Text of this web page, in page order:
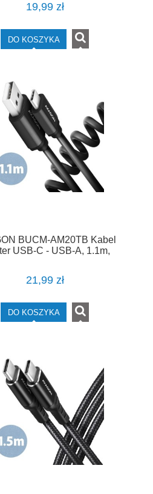
19,99 zł
DO KOSZYKA
BUCM-AM20TB Kabel
USB-C - USB-A, 1.1m,
21,99 zł
DO KOSZYKA